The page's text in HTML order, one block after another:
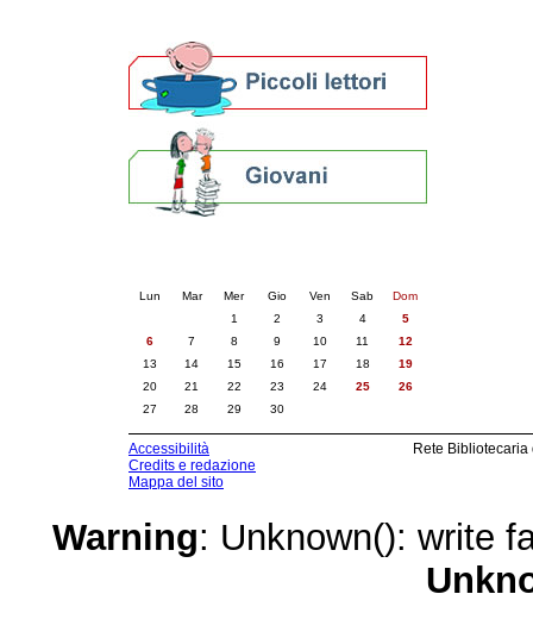
Lun Mar Mer Gio Ven Sab
Dom
1
2 3 4
5
6
7 8 9 10 11
12
13
14 15 16 17 18
19
20
21 22 23 24 25
26
27
28 29 30
Accessibilità
Credits e redazione
Mappa del sito
Rete
Warning: Unknown(): write